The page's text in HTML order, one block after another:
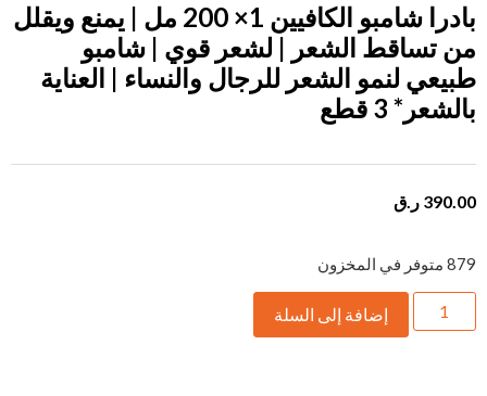
بادرا شامبو الكافيين 1× 200 مل | يمنع ويقلل
من تساقط الشعر | لشعر قوي | شامبو
طبيعي لنمو الشعر للرجال والنساء | العناية
بالشعر * 3 قطع
390.00 ر.ق
879 متوفر في المخزون
إضافة إلى السلة